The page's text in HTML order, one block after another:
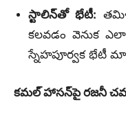
స్టాలిన్‌తో భేటీ:
కలవడం వెనుక
స్నేహపూర్వక భేటీ
కమల్‌ హాసన్‌పై రజనీ